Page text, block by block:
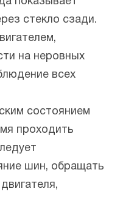
стекло сзади.
на неровных
всех
состоянием
проходить
шин, обращать